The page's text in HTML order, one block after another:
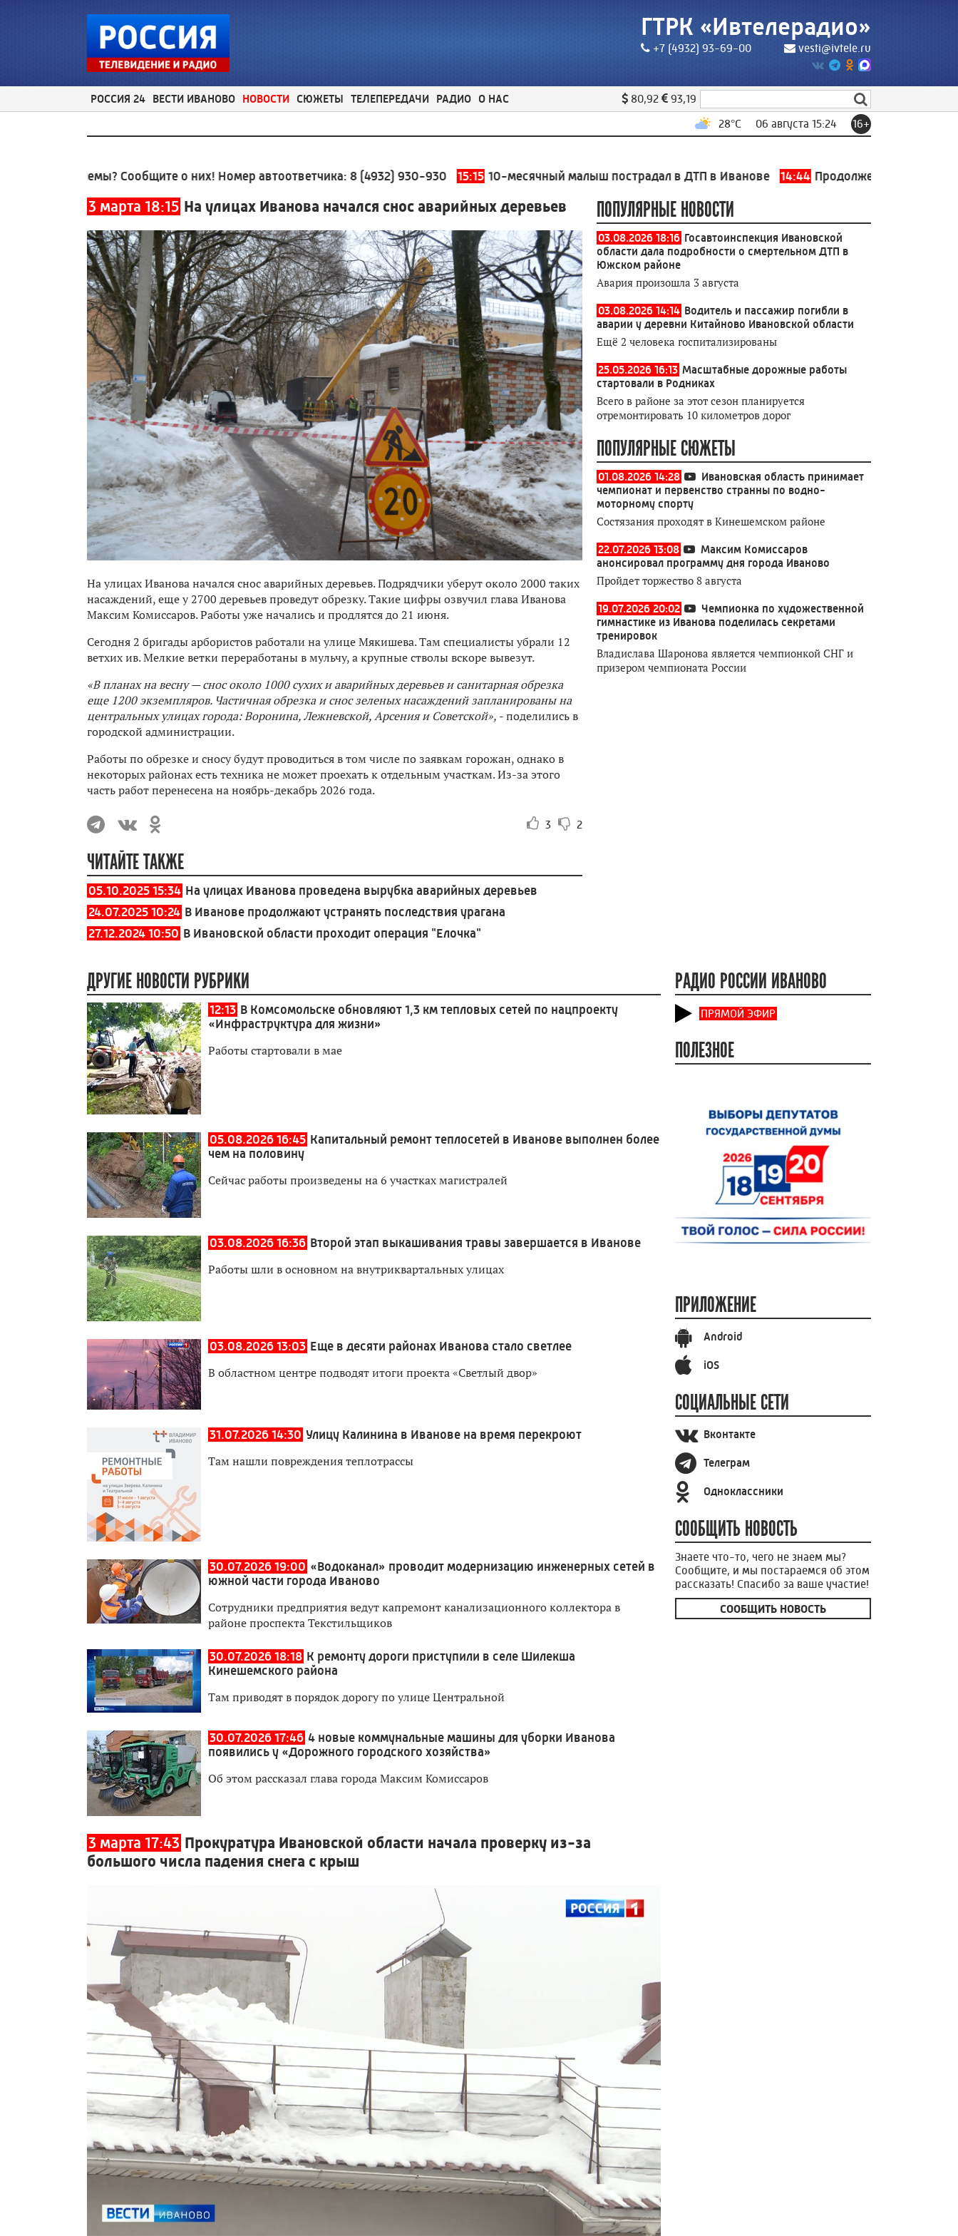
ГТРК «Ивтелерадио»
+7 (4932) 93-69-00 vesti@ivtele.ru
РОССИЯ 24 ВЕСТИ ИВАНОВО НОВОСТИ СЮЖЕТЫ ТЕЛЕПЕРЕДАЧИ РАДИО О НАС 80,92
93,19
28°C 06 августа 15:24 16+
Сообщите о них! Номер автоответчика:8 (4932) 930-930 15:15 10-месячный малыш пострадал в ДТП в Иванове 14:44 Продолжение франшизы
3 марта 18:15 На улицах Иванова начался снос аварийных деревьев
На улицах Иванова начался снос аварийных деревьев. Подрядчики уберут около 2000 таких
насаждений, еще у 2700 деревьев проведут обрезку. Такие цифры озвучил глава Иванова
Максим Комиссаров. Работы уже начались и продлятся до 21 июня.
Сегодня 2 бригады арбористов работали на улице Мякишева. Там специалисты убрали 12
ветхих ив. Мелкие ветки переработаны в мульчу, а крупные стволы вскоре вывезут.
«В планах на весну — снос около 1000 сухих и аварийных деревьев и санитарная обрезка
еще 1200 экземпляров. Частичная обрезка и снос зеленых насаждений запланированы на
центральных улицах города: Воронина, Лежневской, Арсения и Советской», - поделились в
городской администрации.
Работы по обрезке и сносу будут проводиться в том числе по заявкам горожан, однако в
некоторых районах есть техника не может проехать к отдельным участкам. Из-за этого
часть работ перенесена на ноябрь-декабрь 2026 года.
3 2
ЧИТАЙТЕ ТАКЖЕ
05.10.2025 15:34 На улицах Иванова проведена вырубка аварийных деревьев
24.07.2025 10:24 В Иванове продолжают устранять последствия урагана
27.12.2024 10:50 В Ивановской области проходит операция "Елочка"
ПОПУЛЯРНЫЕ НОВОСТИ
03.08.2026 18:16 Госавтоинспекция Ивановской
области дала подробности о смертельном ДТП в
Южском районе
Авария произошла 3 августа
03.08.2026 14:14 Водитель и пассажир погибли в
аварии у деревни Китайново Ивановской области
Ещё 2 человека госпитализированы
25.05.2026 16:13 Масштабные дорожные работы
стартовали в Родниках
Всего в районе за этот сезон планируется
отремонтировать 10 километров дорог
ПОПУЛЯРНЫЕ СЮЖЕТЫ
01.08.2026 14:28
Ивановская область принимает
чемпионат и первенство странны по водно-
моторному спорту
Состязания проходят в Кинешемском районе
22.07.2026 13:08
Максим Комиссаров
анонсировал программу дня города Иваново
Пройдет торжество 8 августа
19.07.2026 20:02
Чемпионка по художественной
гимнастике из Иванова поделилась секретами
тренировок
Владислава Шаронова является чемпионкой СНГ и
призером чемпионата России
ДРУГИЕ НОВОСТИ РУБРИКИ
12:13 В Комсомольске обновляют 1,3 км тепловых сетей по нацпроекту
«Инфраструктура для жизни»
Работы стартовали в мае
05.08.2026 16:45 Капитальный ремонт теплосетей в Иванове выполнен более
чем на половину
Сейчас работы произведены на 6 участках магистралей
03.08.2026 16:36 Второй этап выкашивания травы завершается в Иванове
Работы шли в основном на внутриквартальных улицах
03.08.2026 13:03 Еще в десяти районах Иванова стало светлее
В областном центре подводят итоги проекта «Светлый двор»
31.07.2026 14:30 Улицу Калинина в Иванове на время перекроют
Там нашли повреждения теплотрассы
30.07.2026 19:00 «Водоканал» проводит модернизацию инженерных сетей в
южной части города Иваново
Сотрудники предприятия ведут капремонт канализационного коллектора в
районе проспекта Текстильщиков
30.07.2026 18:18 К ремонту дороги приступили в селе Шилекша
Кинешемского района
Там приводят в порядок дорогу по улице Центральной
30.07.2026 17:46 4 новые коммунальные машины для уборки Иванова
появились у «Дорожного городского хозяйства»
Об этом рассказал глава города Максим Комиссаров
3 марта 17:43 Прокуратура Ивановской области начала проверку из-за
большого числа падения снега с крыш
РАДИО РОССИИ ИВАНОВО
ПРЯМОЙ ЭФИР
ПОЛЕЗНОЕ
ПРИЛОЖЕНИЕ
Android
iOS
СОЦИАЛЬНЫЕ СЕТИ
Вконтакте
Телеграм
Одноклассники
СООБЩИТЬ НОВОСТЬ
Знаете что-то, чего не знаем мы?
Сообщите, и мы постараемся об этом
рассказать! Спасибо за ваше участие!
СООБЩИТЬ НОВОСТЬ